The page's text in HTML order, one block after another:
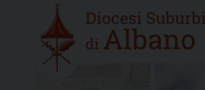
Home
new